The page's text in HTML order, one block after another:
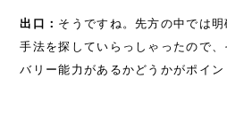
出口： そうですね。先方の中では
手法を探していらっしゃったので
バリー能力があるかどうかがポイン